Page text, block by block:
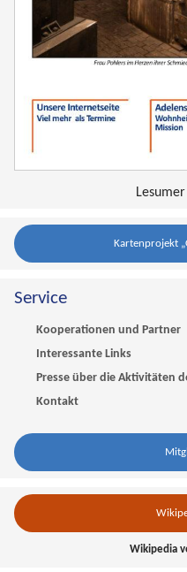
Kartenprojekt
Service
Kooperationen und Partner
Interessante Links
Presse über die Aktivitäten
Kontakt
Wikipedia